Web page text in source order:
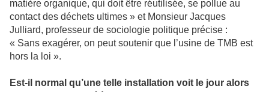
matière organique, qui doit être réutilisée, se pollue au
contact des déchets ultimes » et Monsieur Jacques
Julliard, professeur de sociologie politique précise :
« Sans exagérer, on peut soutenir que l’usine de TMB est
hors la loi ».
Est-il normal qu’une telle installation voit le jour alors